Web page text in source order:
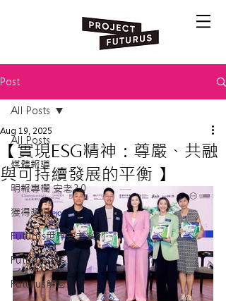
Post
All Posts
媒體報導
明報專欄 安老2.0
獲得獎項
Futurus世界安老系列
Futurus社區
Futurus解密
All Posts
【實現ESG精神：尊嚴、共融
與可持續發展的平衡 】
Aug 19, 2025